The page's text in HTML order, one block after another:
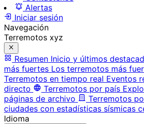
Alertas
Iniciar sesión
Navegación
Terremotos xyz
Resumen Inicio y últimos
más fuertes Los terremotos más
Terremotos en tiempo real Eventos
directo
Terremotos por país
páginas de archivo
Terremotos
ciudades con estadísticas sísmicas
Idioma